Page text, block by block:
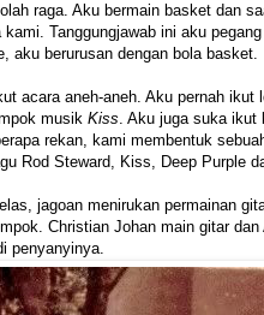
raga. Aku bermain basket dan
Tanggungjawab ini aku
aku berurusan dengan bola basket.
acara aneh-aneh. Aku pernah ikut
musik Kiss. Aku juga suka ikut
rekan, kami membentuk
Rod Steward, Kiss, Deep Purple
jagoan menirukan permainan
Christian Johan main gitar dan
penyanyinya.